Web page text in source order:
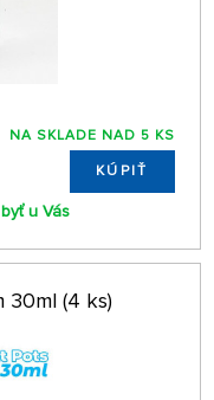
NA SKLADE NAD 5 KS
KÚPIŤ
u Vás
30ml (4 ks)